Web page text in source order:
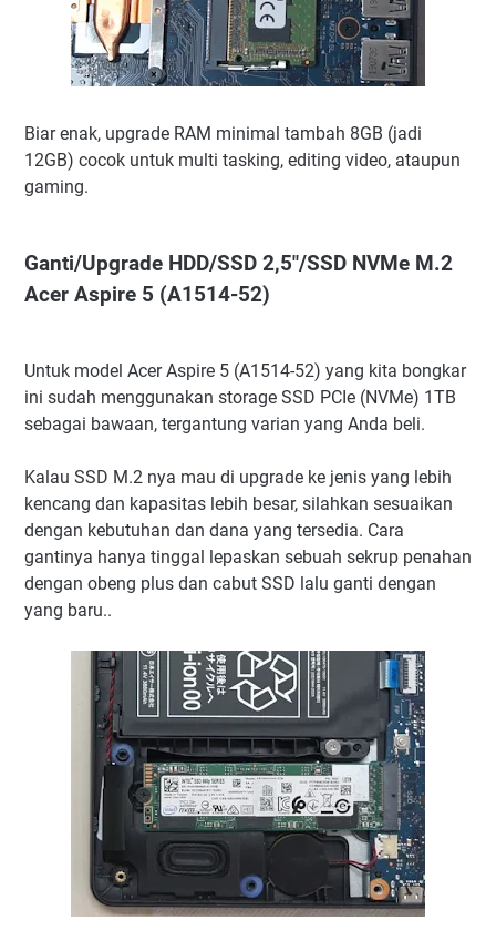
Biar enak, upgrade RAM minimal tambah 8GB (jadi
12GB) cocok untuk multi tasking, editing video, ataupun
gaming.
Ganti/Upgrade HDD/SSD 2,5"/SSD NVMe M.2
Acer Aspire 5 (A1514-52)
Untuk model Acer Aspire 5 (A1514-52) yang kita bongkar
ini sudah menggunakan storage SSD PCIe (NVMe) 1TB
sebagai bawaan, tergantung varian yang Anda beli.
Kalau SSD M.2 nya mau di upgrade ke jenis yang lebih
kencang dan kapasitas lebih besar, silahkan sesuaikan
dengan kebutuhan dan dana yang tersedia. Cara
gantinya hanya tinggal lepaskan sebuah sekrup penahan
dengan obeng plus dan cabut SSD lalu ganti dengan
yang baru..